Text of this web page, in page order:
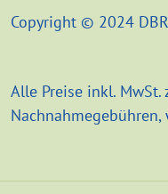
Copyright © 2024
Alle Preise inkl. MwSt.